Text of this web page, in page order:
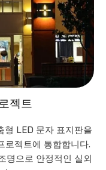
젝트
형 LED 문자 표지판을
로젝트에 통합합니다.
명으로 안정적인 실외